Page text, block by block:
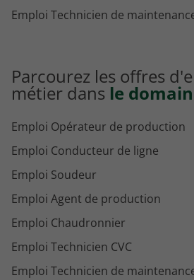
Emploi Technicien de
Parcourez les offres
métier dans le
Emploi Opérateur de production
Emploi Conducteur de ligne
Emploi Soudeur
Emploi Agent de production
Emploi Chaudronnier
Emploi Technicien CVC
Emploi Technicien de